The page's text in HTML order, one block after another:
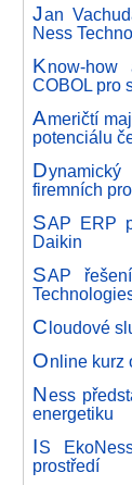
Jan
Ness
Know-how
COBOL pro
Američtí
potenciálu
D
firemních
SAP ERP
Daikin
SAP
Cloudové
Online kurz
Ness
energetiku
IS
prostředí